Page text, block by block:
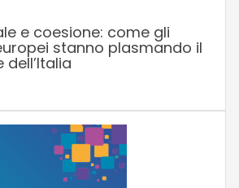
e coesione: come gli
stanno plasmando il